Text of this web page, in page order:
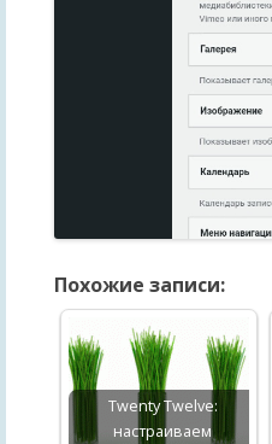
Похожие записи:
Twenty Twelve:
настраиваем